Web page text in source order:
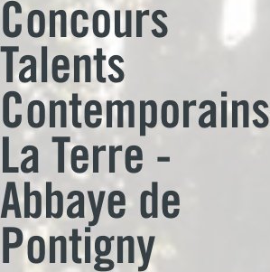
Concours
Talents
Contemporains
La Terre -
Abbaye de
Pontigny